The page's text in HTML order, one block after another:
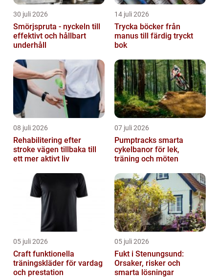
30 juli 2026
Smörjspruta - nyckeln till
effektivt och hållbart
underhåll
14 juli 2026
Trycka böcker från
manus till färdig tryckt
bok
08 juli 2026
Rehabilitering efter
stroke vägen tillbaka till
ett mer aktivt liv
07 juli 2026
Pumptracks smarta
cykelbanor för lek,
träning och möten
05 juli 2026
Craft funktionella
träningskläder för vardag
och prestation
05 juli 2026
Fukt i Stenungsund:
Orsaker, risker och
smarta lösningar